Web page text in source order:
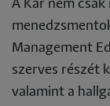
A Kar nem
Management
szerves részét
valamint a